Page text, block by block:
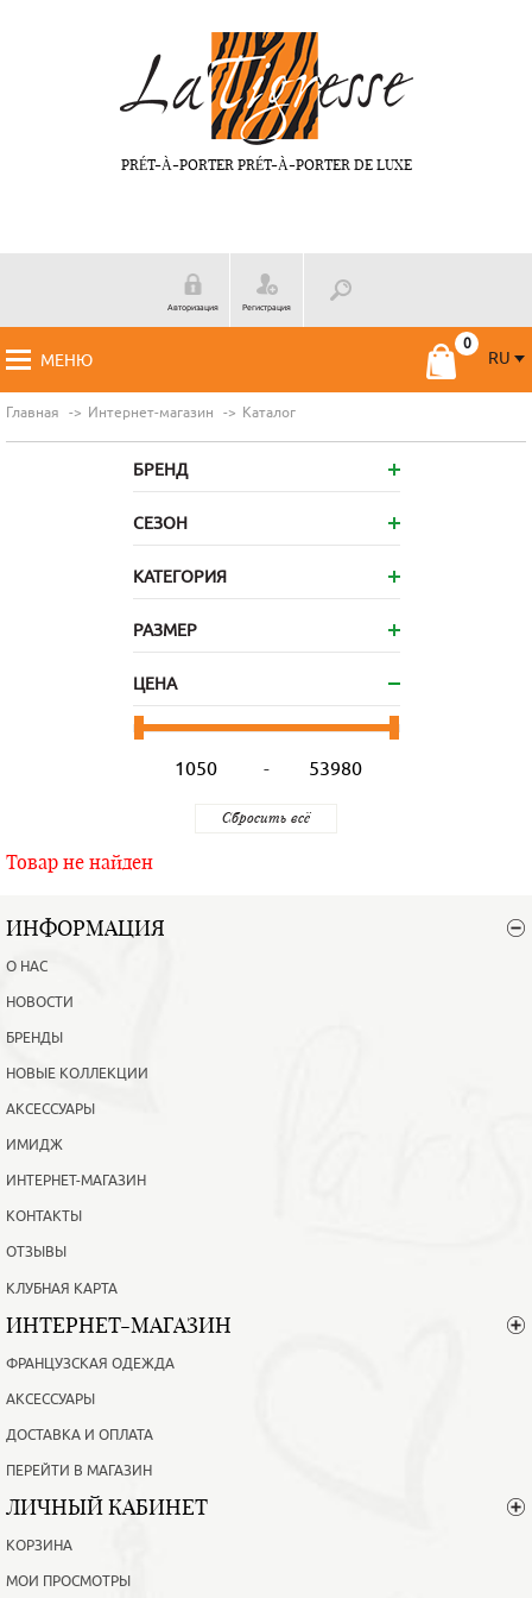
PRÉT-À-PORTER PRÉT-À-PORTER DE LUXE
Авторизация Регистрация
МЕНЮ
RU
Главная Интернет-магазин Каталог
БРЕНД
СЕЗОН
КАТЕГОРИЯ
РАЗМЕР
ЦЕНА
-
Товар не найден
ИНФОРМАЦИЯ
О НАС
НОВОСТИ
БРЕНДЫ
НОВЫЕ КОЛЛЕКЦИИ
АКСЕССУАРЫ
ИМИДЖ
ИНТЕРНЕТ-МАГАЗИН
КОНТАКТЫ
ОТЗЫВЫ
КЛУБНАЯ КАРТА
ИНТЕРНЕТ-МАГАЗИН
ФРАНЦУЗСКАЯ ОДЕЖДА
АКСЕССУАРЫ
ДОСТАВКА И ОПЛАТА
ПЕРЕЙТИ В МАГАЗИН
ЛИЧНЫЙ КАБИНЕТ
КОРЗИНА
МОИ ПРОСМОТРЫ